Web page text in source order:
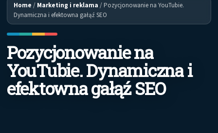
Home / Marketing i reklama /Pozycjonowanie na YouTubie.
Dynamiczna i efektowna gałąź SEO
Pozycjonowanie na
YouTubie. Dynamiczna i
efektowna gałąź SEO